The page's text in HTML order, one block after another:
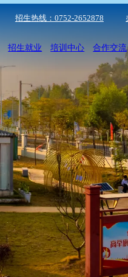
招生热线：0752-2652878
招生就业 培训中心 合作交流